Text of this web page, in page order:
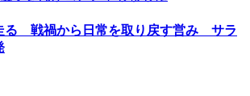
る 戦禍から日常を取り戻す営み サラ